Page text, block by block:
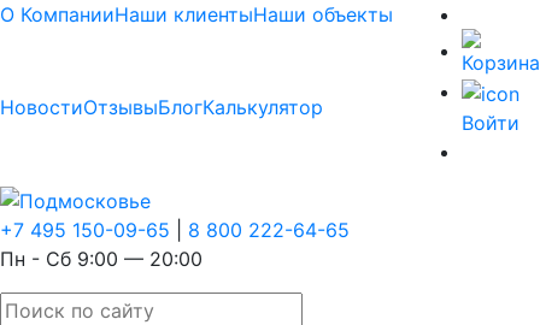
О КомпанииНаши клиентыНаши объекты
НовостиОтзывыБлогКалькулятор
Войти
+7 495 150-09-65
8 800 222-64-65
Пн - Сб 9:00 — 20:00